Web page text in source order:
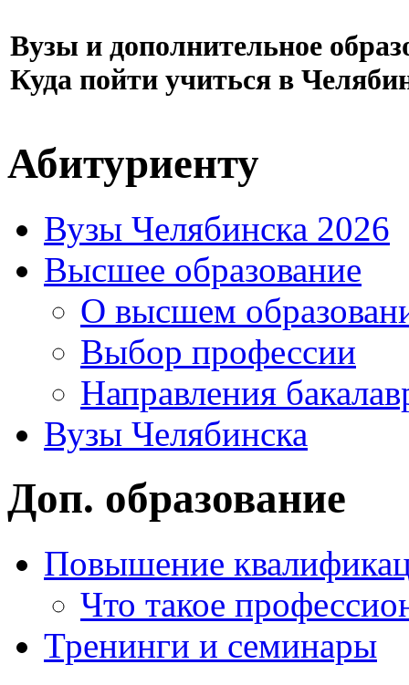
Вузы и дополнительное
Куда пойти учиться в
Абитуриенту
Вузы Челябинска 2026
Высшее образование
О высшем
Выбор профессии
Направления
Вузы Челябинска
Доп. образование
Повышение
Что такое
Тренинги и семинары